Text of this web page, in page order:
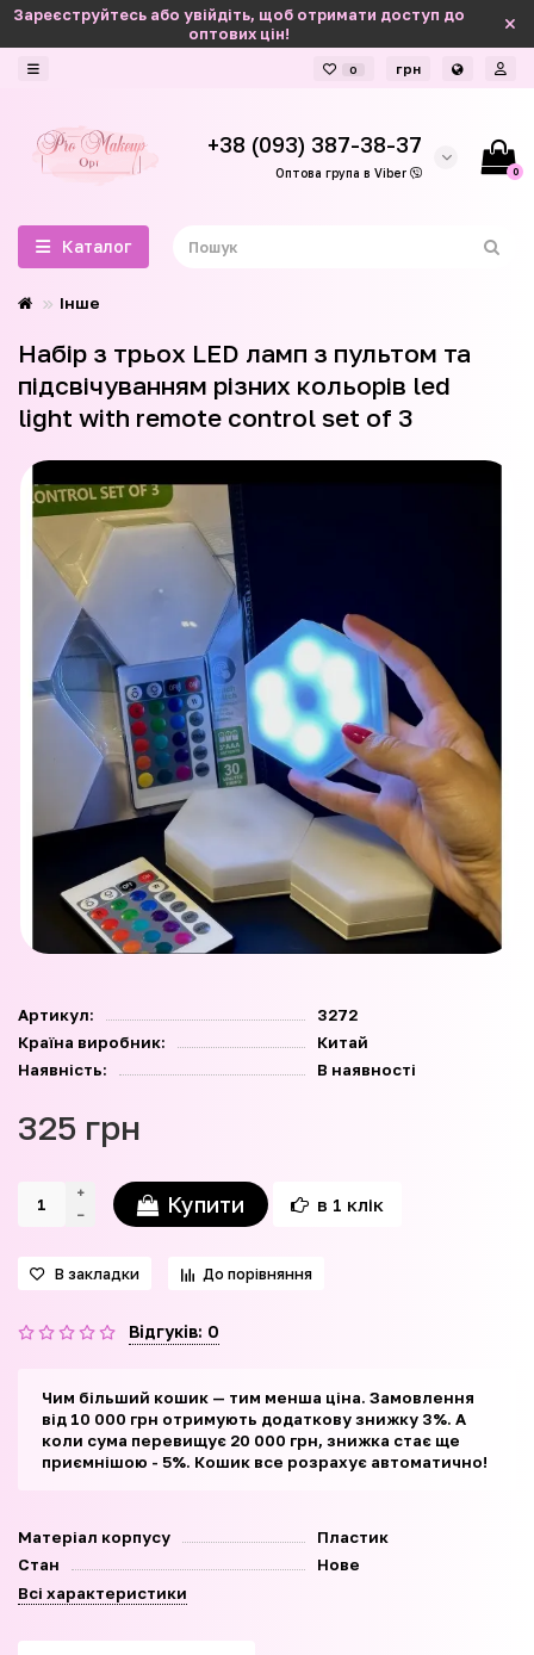
Зареєструйтесь або увійдіть, щоб отримати доступ до
оптових цін!
0 грн
+38 (093) 387-38-37
Оптова група в Viber 0
Каталог
Інше
Набір з трьох LED ламп з пультом та
підсвічуванням різних кольорів led
light with remote control set of 3
Артикул:
3272
Країна виробник:
Китай
Наявність:
В наявності
325 грн
Купити в 1 клік
В закладки До порівняння
Відгуків: 0
Чим більший кошик — тим менша ціна. Замовлення
від 10 000 грн отримують додаткову знижку 3%. А
коли сума перевищує 20 000 грн, знижка стає ще
приємнішою - 5%. Кошик все розрахує автоматично!
Матеріал корпусу
Пластик
Стан
Нове
Всі характеристики